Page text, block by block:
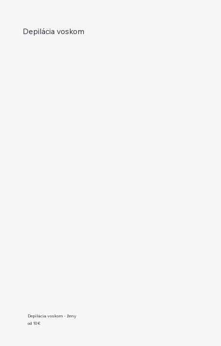
Depilácia voskom
Depilácia voskom - ženy
od 10€